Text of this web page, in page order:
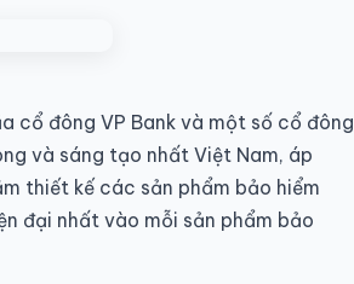
cổ đông VP Bank và một số cổ đông
và sáng tạo nhất Việt Nam, áp
thiết kế các sản phẩm bảo hiểm
đại nhất vào mỗi sản phẩm bảo